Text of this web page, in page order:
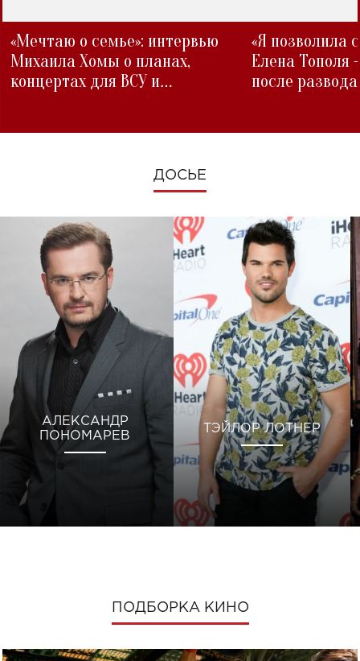
«Мечтаю о семье»: интервью
Михаила Хомы о планах,
концертах для ВСУ и
«Я позволила
Елена Тополя
после развода
ДОСЬЕ
АЛЕКСАНДР
ПОНОМАРЕВ
ТЭЙЛОР ЛОТНЕР
ПОДБОРКА КИНО